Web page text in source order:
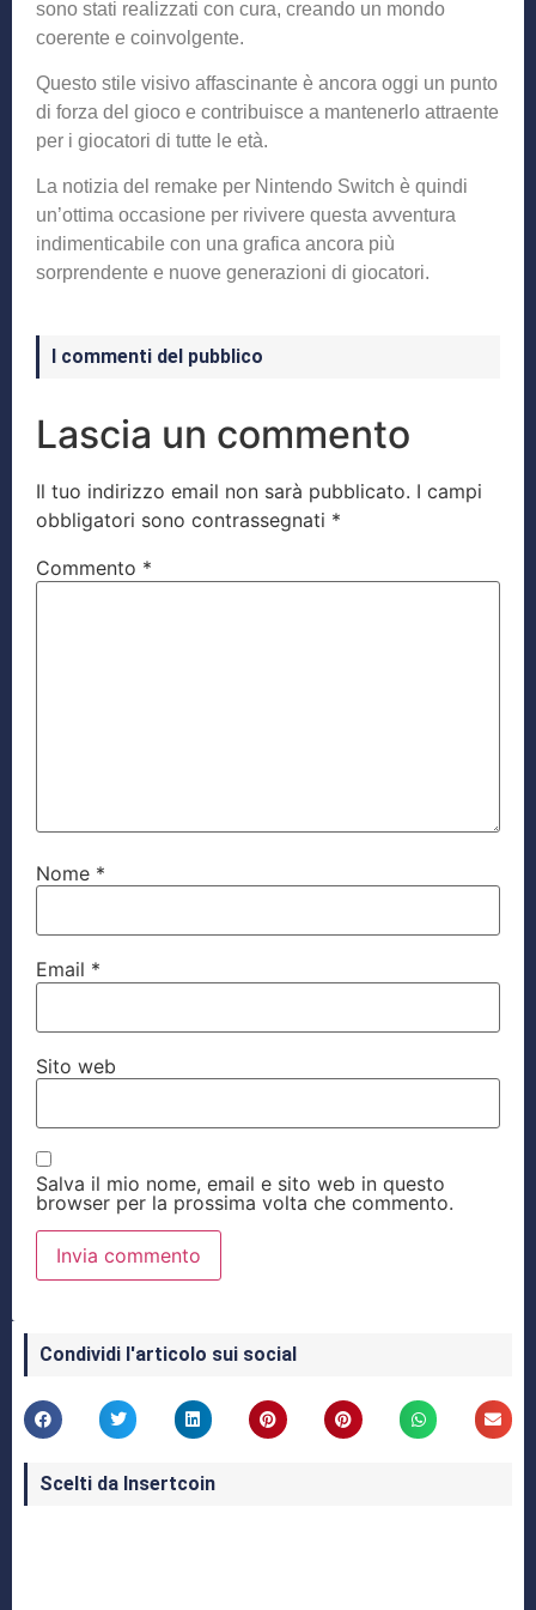
sono stati realizzati con cura, creando un mondo
coerente e coinvolgente.
Questo stile visivo affascinante è ancora oggi un punto
di forza del gioco e contribuisce a mantenerlo attraente
per i giocatori di tutte le età.
La notizia del remake per Nintendo Switch è quindi
un’ottima occasione per rivivere questa avventura
indimenticabile con una grafica ancora più
sorprendente e nuove generazioni di giocatori.
I commenti del pubblico
Lascia un commento
Il tuo indirizzo email non sarà pubblicato. I campi
obbligatori sono contrassegnati *
Commento *
Nome *
Email *
Sito web
Salva il mio nome, email e sito web in questo
browser per la prossima volta che commento.
Condividi l'articolo sui social
Scelti da Insertcoin